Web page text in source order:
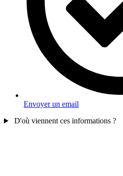
Envoyer un email
D'où viennent ces informations ?